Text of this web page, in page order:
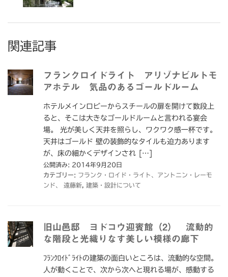
関連記事
フランクロイドライト アリゾナビルトモ
アホテル 気品のあるゴールドルーム
ホテルメインロビーからスチールの扉を開けて数段上
ると、そこは大きなゴールドルームと言われる宴会
場。 光が美しく天井を照らし、ワクワク感一杯です。
天井はゴールド 壁の装飾的なタイルも迫力あります
が、床の細かくデザインされ […]
公開済み: 2014年9月20日
カテゴリー: フランク・ロイド・ライト、アントニン・レーモ
ンド、 遠藤新
建築・設計について
旧山邑邸 ヨドコウ迎賓館（2） 流動的
な階段と光織りなす美しい模様の廊下
ﾌﾗﾝｸﾛｲﾄﾞﾗｲﾄの建築の面白いところは、流動的な空間。
人が動くことで、次から次へと現れる場が、感動する